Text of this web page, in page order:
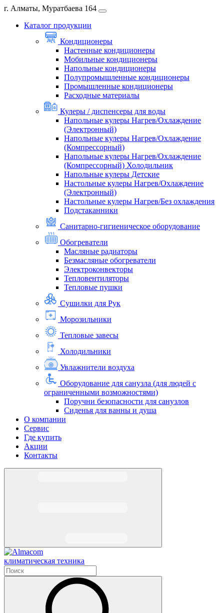
г. Алматы, Муратбаева 164
Каталог продукции
Кондиционеры
Настенные кондиционеры
Мобильные кондиционеры
Напольные кондиционеры
Полупромышленные кондиционеры
Промышленные кондиционеры
Расходные материалы
Кулеры / диспенсеры для воды
Напольные кулеры Нагрев/Охлаждение
(Электронный)
Напольные кулеры Нагрев/Охлаждение
(Компрессорный)
Напольные кулеры Нагрев/Охлаждение
(Компрессорный) Холодильник
Напольные кулеры Детские
Настольные кулеры Нагрев/Охлаждение
(Электронный)
Настольные кулеры Нагрев/Без охлаждения
Подстаканники
Санитарно-гигиеническое оборудование
Обогреватели
Масляные радиаторы
Безмасляные обогреватели
Электроконвекторы
Тепловентиляторы
Тепловые пушки
Сушилки для Рук
Морозильники
Тепловые завесы
Холодильники
Увлажнители воздуха
Оборудование для санузла (для людей с
ограниченными возможностями)
Поручни безопасности для санузлов
Сиденья для ванны и душа
О компании
Сервис
Где купить
Акции
Контакты
климатическая техника